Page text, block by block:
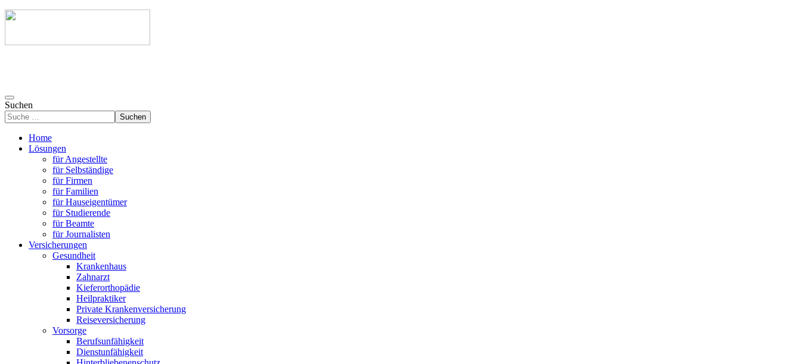
Suchen
Suchen
Home
Lösungen
für Angestellte
für Selbständige
für Firmen
für Familien
für Hauseigentümer
für Studierende
für Beamte
für Journalisten
Versicherungen
Gesundheit
Krankenhaus
Zahnarzt
Kieferorthopädie
Heilpraktiker
Private Krankenversicherung
Reiseversicherung
Vorsorge
Berufsunfähigkeit
Dienstunfähigkeit